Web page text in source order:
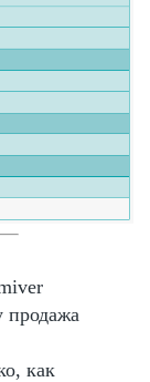
продажа
как